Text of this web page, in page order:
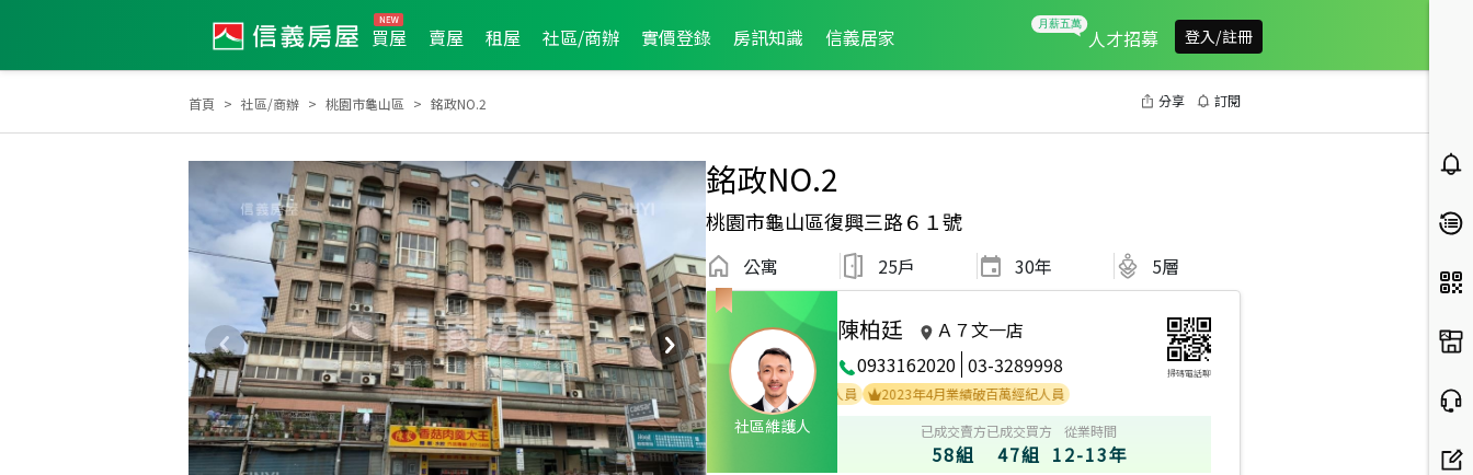
買屋 賣屋 租屋 社區/商辦 實價登錄 房訊知識 信義居家 人才招募 登入/註冊
首頁 社區/商辦 桃園市龜山區 銘政NO.2 分享 訂閱
銘政NO.2
桃園市龜山區復興三路６１號
公寓 25戶 30年 5層
社區維護人
陳柏廷
Ａ７文一店
0933162020 03-3289998 掃碼電話聊
2014年新秀獎 2018年第3季度服務品質獎 2026年3月區業績TOP3 2026年3月業績破百萬經紀人員
2023年4月業績破百萬經紀人員
已成交賣方
58組
已成交買方
47組
從業時間
12-13年